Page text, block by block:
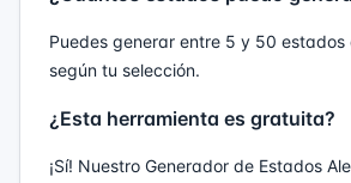
Puedes generar entre 5 y 50 estados
según tu selección.
¿Esta herramienta es gratuita?
¡Sí! Nuestro Generador de Estados